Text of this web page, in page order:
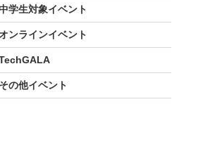
学生対象イベント
ンラインイベント
その他イベント